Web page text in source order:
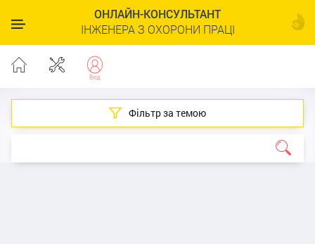
ОНЛАЙН-КОНСУЛЬТАНТ
ІНЖЕНЕРА З ОХОРОНИ ПРАЦІ
Фільтр за темою